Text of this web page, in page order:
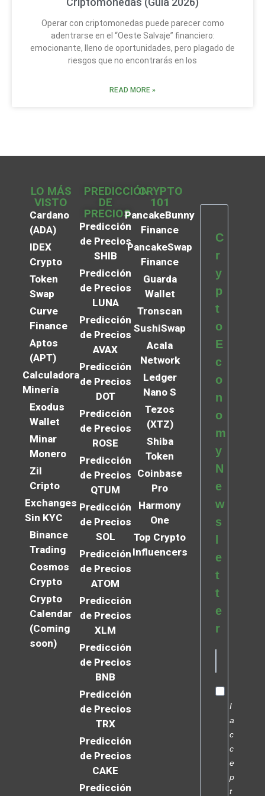
Operar con criptomonedas puede parecer como
adentrarse en el “Oeste Salvaje” financiero:
emocionante, lleno de oportunidades, pero plagado de
riesgos que no encontrarás en los
READ MORE »
LO MÁS
VISTO
Cardano
(ADA)
IDEX
Crypto
Token
Swap
Curve
Finance
Aptos
(APT)
Calculadora
Minería
Exodus
Wallet
Minar
Monero
Zil
Cripto
Exchanges
Sin KYC
Binance
Trading
Cosmos
Crypto
Crypto
Calendar
(Coming
soon)
PREDICCIÓN
DE
PRECIOS
Predicción
de Precios
SHIB
Predicción
de Precios
LUNA
Predicción
de Precios
AVAX
Predicción
de Precios
DOT
Predicción
de Precios
ROSE
Predicción
de Precios
QTUM
Predicción
de Precios
SOL
Predicción
de Precios
ATOM
Predicción
de Precios
XLM
Predicción
de Precios
BNB
Predicción
de Precios
TRX
Predicción
de Precios
CAKE
Predicción
CRYPTO
101
PancakeBunny
Finance
PancakeSwap
Finance
Guarda
Wallet
Tronscan
SushiSwap
Acala
Network
Ledger
Nano S
Tezos
(XTZ)
Shiba
Token
Coinbase
Pro
Harmony
One
Top Crypto
Influencers
C
r
y
p
t
o
E
c
o
n
o
m
y
N
e
w
s
l
e
t
t
e
r
I
a
c
c
e
p
t